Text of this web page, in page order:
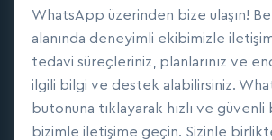
WhatsApp üzerinden bize ulaşın!
alanında deneyimli ekibimizle
tedavi süreçleriniz, planlarınız ve
ilgili bilgi ve destek alabilirsiniz.
butonuna tıklayarak hızlı ve
bizimle iletişime geçin. Sizinle birlikte